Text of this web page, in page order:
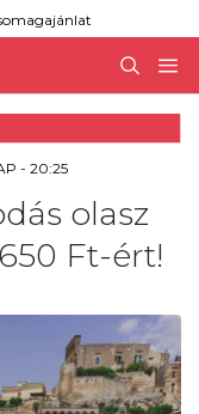
- 20:25
olasz
Ft-ért!